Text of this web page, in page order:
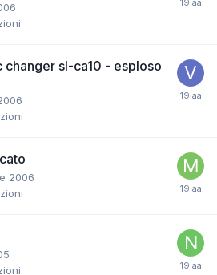
sl-ca10 - esploso
2006